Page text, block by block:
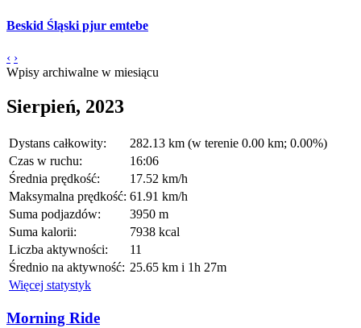
Beskid Śląski pjur emtebe
‹ ›
Wpisy archiwalne w miesiącu
Sierpień, 2023
Dystans całkowity:
282.13 km (w terenie 0.00 km; 0.00%)
Czas w ruchu:
16:06
Średnia prędkość:
17.52 km/h
Maksymalna prędkość: 61.91 km/h
Suma podjazdów:
3950 m
Suma kalorii:
7938 kcal
Liczba aktywności:
11
Średnio na aktywność: 25.65 km i 1h 27m
Więcej statystyk
Morning Ride